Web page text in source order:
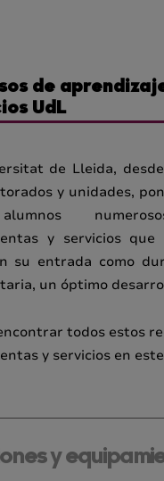
de
UdL
de Lleida,
y unidades,
y servicios que
su entrada como
un óptimo
todos estos
y servicios en este
y